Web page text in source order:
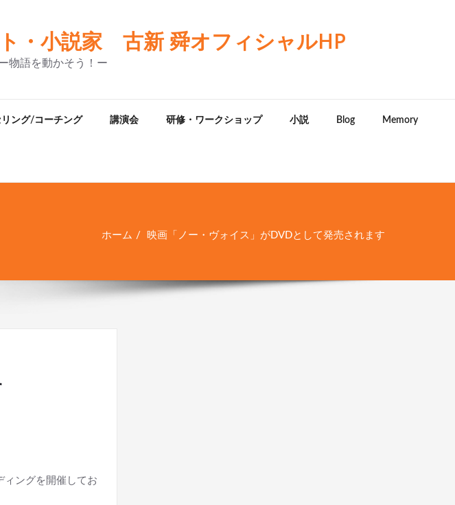
・小説家 古新 舜オフィシャルHP
物語を動かそう！ー
リング/コーチング 講演会 研修・ワークショップ 小説 Blog Memory
ホーム 映画「ノー・ヴォイス」がDVDとして発売されます
ィングを開催してお